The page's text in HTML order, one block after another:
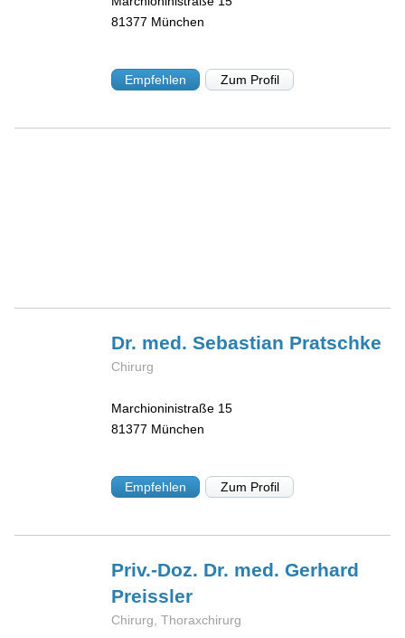
81377 München
Empfehlen Zum Profil
Dr. med. Sebastian Pratschke
Chirurg
Marchioninistraße 15
81377 München
Empfehlen Zum Profil
Priv.-Doz. Dr. med. Gerhard
Preissler
Chirurg, Thoraxchirurg